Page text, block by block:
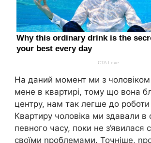
На даний момент ми з
мене в квартирі, тому що вона
центру, нам так легше до
Квартиру чоловіка ми здавали в
певного часу, поки не з’явилася
своїми nроблемами. Точніше,